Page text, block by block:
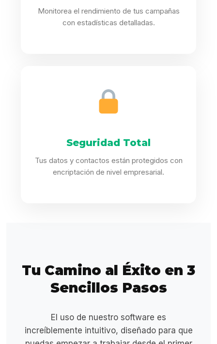
Monitorea el rendimiento de tus campañas
con estadísticas detalladas.
Seguridad Total
Tus datos y contactos están protegidos con
encriptación de nivel empresarial.
Tu Camino al Éxito en 3
Sencillos Pasos
El uso de nuestro software es
increíblemente intuitivo, diseñado para que